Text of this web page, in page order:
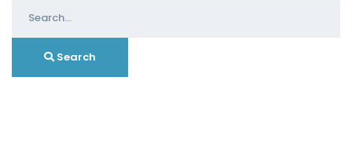
for:
Search